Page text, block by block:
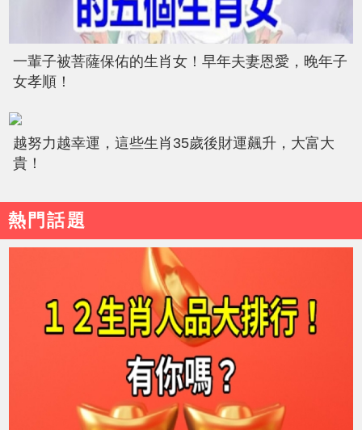
一輩子被菩薩保佑的生肖女！早年夫妻恩愛，晚年子
女孝順！
越努力越幸運，這些生肖35歲後財運飆升，大富大
貴！
熱門話題